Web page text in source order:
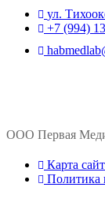
ул.
+7 (994)
ООО Первая
Карта
Политика